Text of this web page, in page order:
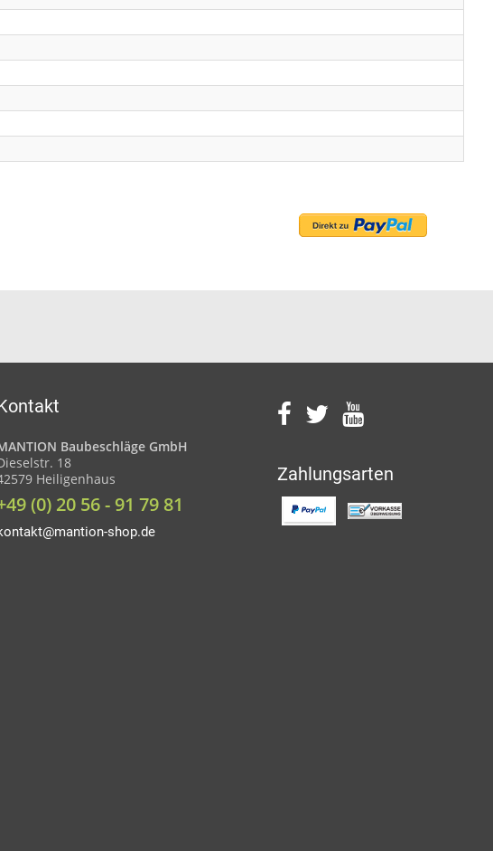
Baubeschläge GmbH
18
Heiligenhaus
(0) 20 56 - 91 79 81
shop.de
Zahlungsarten